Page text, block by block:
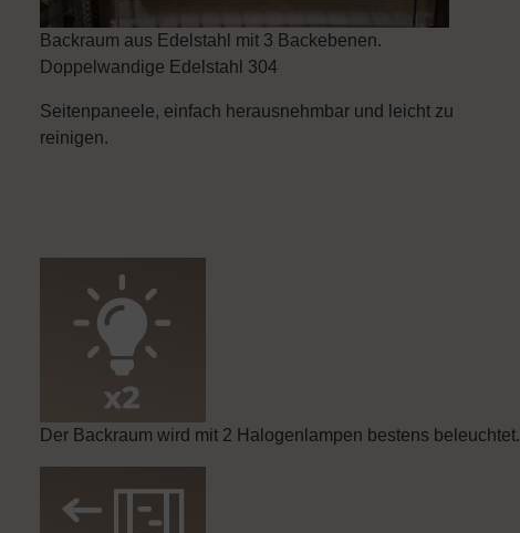
Backraum aus Edelstahl mit 3 Backebenen.
Doppelwandige Edelstahl 304
Seitenpaneele, einfach herausnehmbar und leicht zu
reinigen.
Der Backraum wird mit 2 Halogenlampen bestens beleuchtet.